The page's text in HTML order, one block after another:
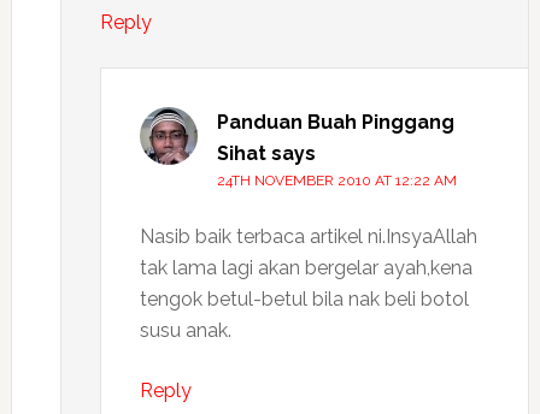
Reply
Panduan Buah Pinggang
Sihat says
24TH NOVEMBER 2010 AT 12:22 AM
Nasib baik terbaca artikel ni.InsyaAllah
tak lama lagi akan bergelar ayah,kena
tengok betul-betul bila nak beli botol
susu anak.
Reply